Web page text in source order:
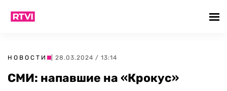
НОВОСТИ | 28.03.2024 / 13:14
СМИ: напавшие на «Крокус»